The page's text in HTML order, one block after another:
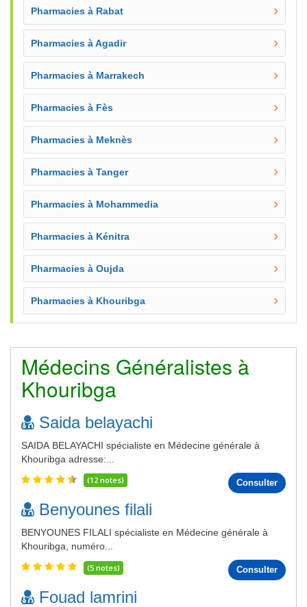
Pharmacies à Rabat
Pharmacies à Agadir
Pharmacies à Marrakech
Pharmacies à Fès
Pharmacies à Meknès
Pharmacies à Tanger
Pharmacies à Mohammedia
Pharmacies à Kénitra
Pharmacies à Oujda
Pharmacies à Khouribga
Médecins Généralistes à
Khouribga
Saida belayachi
SAIDA BELAYACHI spécialiste en Médecine générale à
Khouribga adresse:...
(12 notes) Consulter
Benyounes filali
BENYOUNES FILALI spécialiste en Médecine générale à
Khouribga, numéro...
(5 notes) Consulter
Fouad lamrini